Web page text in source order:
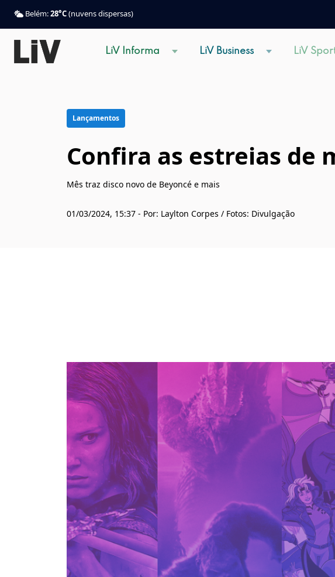
Belém:28°C(nuvens dispersas)
LiV Informa LiV Business LiV
Lançamentos
Confira as estreias de
Mês traz disco novo de Beyoncé e mais
01/03/2024, 15:37 - Por: Laylton Corpes / Fotos: Divulgação